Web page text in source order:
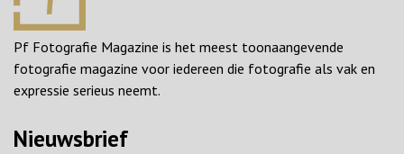
Pf Fotografie Magazine is het meest toonaangevende
fotografie magazine voor iedereen die fotografie als vak en
expressie serieus neemt.
Nieuwsbrief